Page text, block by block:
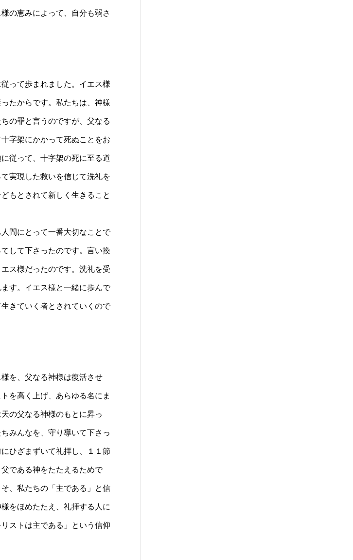
の恵みによって、自分も弱さ
って歩まれました。イエス様
たからです。私たちは、神様
の罪と言うのですが、父なる
字架にかかって死ぬことをお
従って、十字架の死に至る道
実現した救いを信じて洗礼を
もとされて新しく生きること
間にとって一番大切なことで
して下さったのです。言い換
ス様だったのです。洗礼を受
す。イエス様と一緒に歩んで
きていく者とされていくので
を、父なる神様は復活させ
を高く上げ、あらゆる名にま
の父なる神様のもとに昇っ
みんなを、守り導いて下さっ
ひざまずいて礼拝し、１１節
である神をたたえるためで
、私たちの「主である」と信
をほめたたえ、礼拝する人に
ストは主である」という信仰